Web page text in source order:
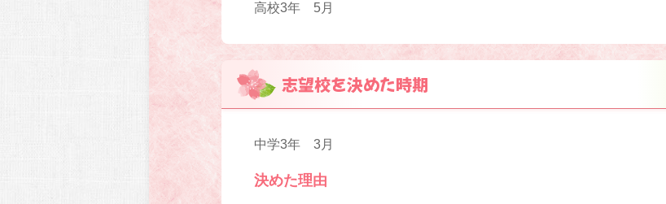
高校3年 5月
志望校を決めた時期
中学3年 3月
決めた理由